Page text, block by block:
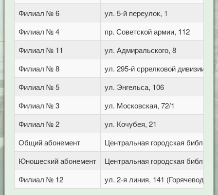
Филиал № 6
ул. 5-й переулок, 1
Филиал № 4
пр. Советской армии, 112
Филиал № 11
ул. Адмиральского, 8
Филиал № 8
ул. 295-й сррелковой дивизии,
Филиал № 5
ул. Энгельса, 106
Филиал № 3
ул. Московская, 72/1
Филиал № 2
ул. Кочубея, 21
Общий абонемент
Центральная городская
Юношеский абонемент
Центральная городская
Филиал № 12
ул. 2-я линия, 141 (Горячеводск)